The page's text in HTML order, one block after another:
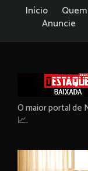
Início
Anuncie
O maior portal de
📈.